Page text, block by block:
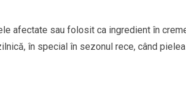
afectate sau folosit ca ingredient în
în special în sezonul rece, când pielea